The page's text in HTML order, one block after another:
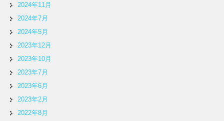
2024年11月
2024年7月
2024年5月
2023年12月
2023年10月
2023年7月
2023年6月
2023年2月
2022年8月